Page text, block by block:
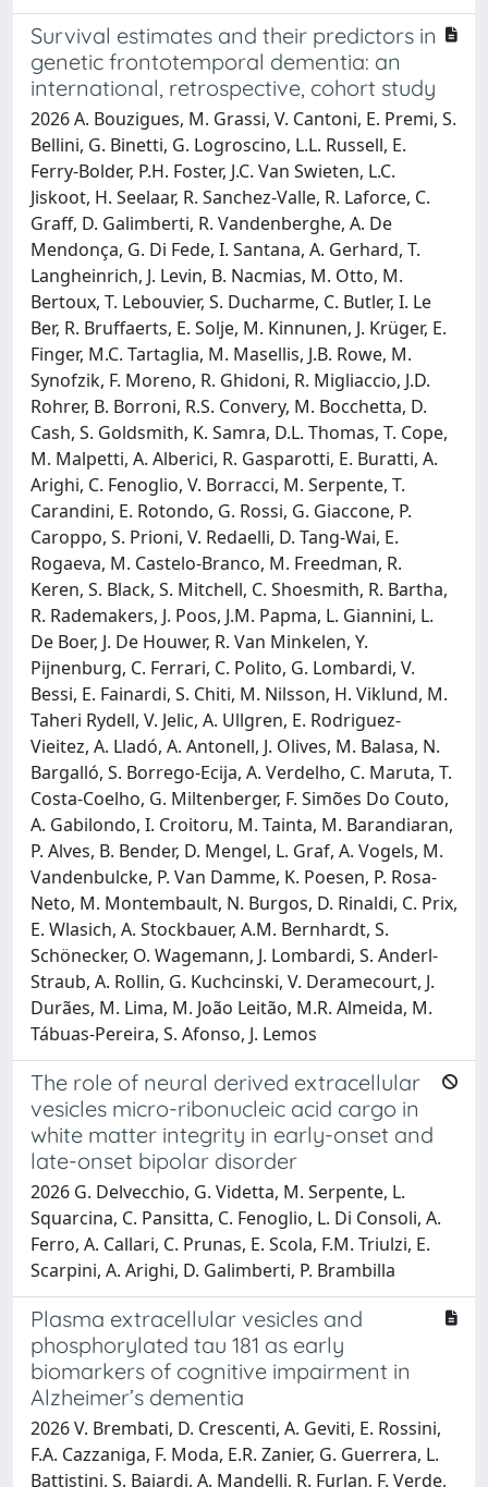
Survival estimates and their predictors in
genetic frontotemporal dementia: an
international, retrospective, cohort study
2026 A. Bouzigues, M. Grassi, V. Cantoni, E. Premi, S.
Bellini, G. Binetti, G. Logroscino, L.L. Russell, E.
Ferry-Bolder, P.H. Foster, J.C. Van Swieten, L.C.
Jiskoot, H. Seelaar, R. Sanchez-Valle, R. Laforce, C.
Graff, D. Galimberti, R. Vandenberghe, A. De
Mendonça, G. Di Fede, I. Santana, A. Gerhard, T.
Langheinrich, J. Levin, B. Nacmias, M. Otto, M.
Bertoux, T. Lebouvier, S. Ducharme, C. Butler, I. Le
Ber, R. Bruffaerts, E. Solje, M. Kinnunen, J. Krüger, E.
Finger, M.C. Tartaglia, M. Masellis, J.B. Rowe, M.
Synofzik, F. Moreno, R. Ghidoni, R. Migliaccio, J.D.
Rohrer, B. Borroni, R.S. Convery, M. Bocchetta, D.
Cash, S. Goldsmith, K. Samra, D.L. Thomas, T. Cope,
M. Malpetti, A. Alberici, R. Gasparotti, E. Buratti, A.
Arighi, C. Fenoglio, V. Borracci, M. Serpente, T.
Carandini, E. Rotondo, G. Rossi, G. Giaccone, P.
Caroppo, S. Prioni, V. Redaelli, D. Tang-Wai, E.
Rogaeva, M. Castelo-Branco, M. Freedman, R.
Keren, S. Black, S. Mitchell, C. Shoesmith, R. Bartha,
R. Rademakers, J. Poos, J.M. Papma, L. Giannini, L.
De Boer, J. De Houwer, R. Van Minkelen, Y.
Pijnenburg, C. Ferrari, C. Polito, G. Lombardi, V.
Bessi, E. Fainardi, S. Chiti, M. Nilsson, H. Viklund, M.
Taheri Rydell, V. Jelic, A. Ullgren, E. Rodriguez-
Vieitez, A. Lladó, A. Antonell, J. Olives, M. Balasa, N.
Bargalló, S. Borrego-Ecija, A. Verdelho, C. Maruta, T.
Costa-Coelho, G. Miltenberger, F. Simões Do Couto,
A. Gabilondo, I. Croitoru, M. Tainta, M. Barandiaran,
P. Alves, B. Bender, D. Mengel, L. Graf, A. Vogels, M.
Vandenbulcke, P. Van Damme, K. Poesen, P. Rosa-
Neto, M. Montembault, N. Burgos, D. Rinaldi, C. Prix,
E. Wlasich, A. Stockbauer, A.M. Bernhardt, S.
Schönecker, O. Wagemann, J. Lombardi, S. Anderl-
Straub, A. Rollin, G. Kuchcinski, V. Deramecourt, J.
Durães, M. Lima, M. João Leitão, M.R. Almeida, M.
Tábuas-Pereira, S. Afonso, J. Lemos
The role of neural derived extracellular
vesicles micro-ribonucleic acid cargo in
white matter integrity in early-onset and
late-onset bipolar disorder
2026 G. Delvecchio, G. Videtta, M. Serpente, L.
Squarcina, C. Pansitta, C. Fenoglio, L. Di Consoli, A.
Ferro, A. Callari, C. Prunas, E. Scola, F.M. Triulzi, E.
Scarpini, A. Arighi, D. Galimberti, P. Brambilla
Plasma extracellular vesicles and
phosphorylated tau 181 as early
biomarkers of cognitive impairment in
Alzheimer’s dementia
2026 V. Brembati, D. Crescenti, A. Geviti, E. Rossini,
F.A. Cazzaniga, F. Moda, E.R. Zanier, G. Guerrera, L.
Battistini, S. Baiardi, A. Mandelli, R. Furlan, F. Verde,